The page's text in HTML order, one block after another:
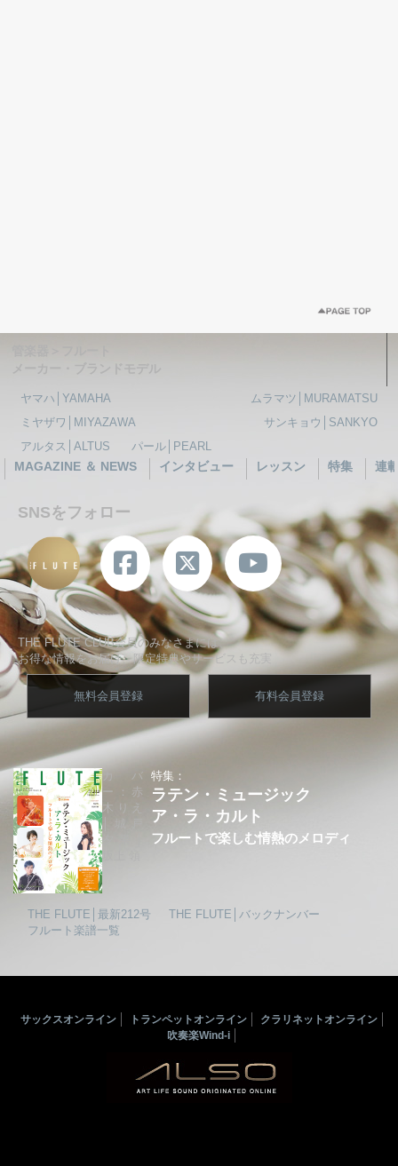
ヤマハ│YAMAHA
ムラマツ│MURAMATSU
ミヤザワ│MIYAZAWA
サンキョウ│SANKYO
アルタス│ALTUS
パール│PEARL
MAGAZINE ＆ NEWS インタビュー レッスン 特集 連
SNSをフォロー
THE FLUTE CLUB会員のみなさまには、
お得な情報をお届け、限定特典やサービスも充実
無料会員登録 有料会員登録
特集：
ラテン・ミュージック
ア・ラ・カルト
フルートで楽しむ情熱のメロディ
カバ
ー：赤
木りえ
THE FLUTE│最新212号
THE FLUTE│バックナンバー
フルート楽譜一覧
サックスオンライン トランペットオンライン
クラリネットオンライン
吹奏楽Wind-i